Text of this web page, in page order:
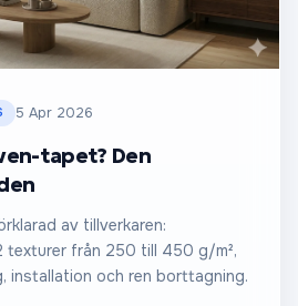
5 Apr 2026
tapet? Den
av tillverkaren:
texturer från 250 till 450 g/m²,
installation och ren borttagning.